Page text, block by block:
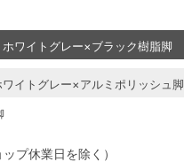
プ休業日を除く）
ホワイトグレー×ブラック樹脂脚
ワイトグレー×アルミポリッシュ脚